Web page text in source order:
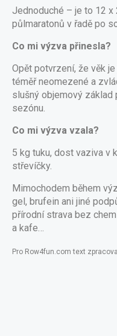
Jednoduché – je to 12 x
půlmaratonů v řadě po
Co mi výzva přinesla?
Opět potvrzení, že věk
téměř neomezené a
slušný objemový základ
sezónu.
Co mi výzva vzala?
5 kg tuku, dost vaziva v
střevíčky.
Mimochodem během
gel, brufein ani jiné
přírodní strava bez
a kafe…
Pro Row4fun.com text